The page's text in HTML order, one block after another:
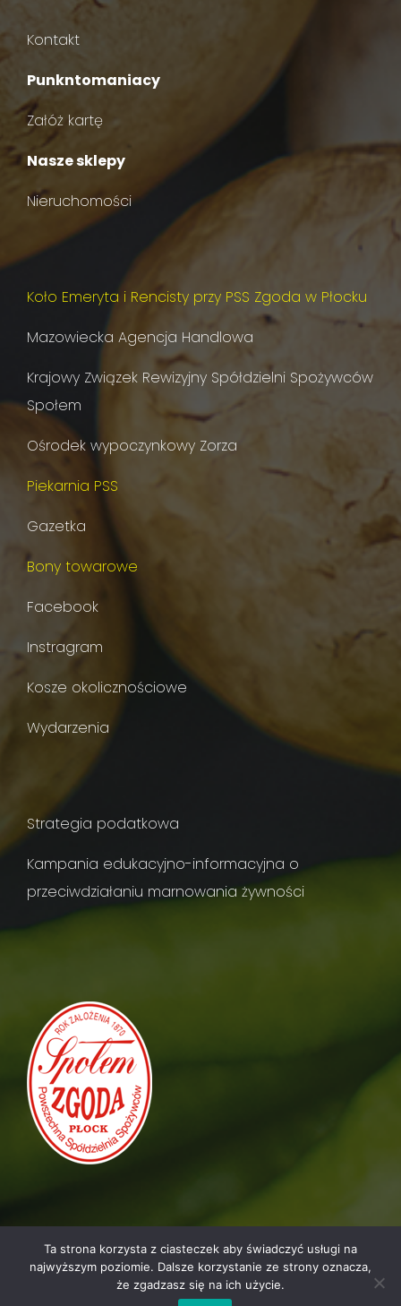
Kontakt
Punkntomaniacy
Załóż kartę
Nasze sklepy
Nieruchomości
Koło Emeryta i Rencisty przy PSS Zgoda w Płocku
Mazowiecka Agencja Handlowa
Krajowy Związek Rewizyjny Spółdzielni Spożywców
Społem
Ośrodek wypoczynkowy Zorza
Piekarnia PSS
Gazetka
Bony towarowe
Facebook
Instragram
Kosze okolicznościowe
Wydarzenia
Strategia podatkowa
Kampania edukacyjno-informacyjna o
przeciwdziałaniu marnowania żywności
WSZELKIE PRAWA ZASTRZEŻONE
Ta strona korzysta z ciasteczek aby świadczyć usługi na
najwyższym poziomie. Dalsze korzystanie ze strony oznacza,
że zgadzasz się na ich użycie.